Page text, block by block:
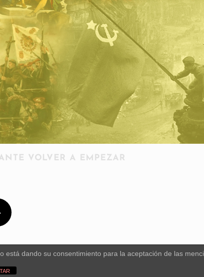
VOLVER A EMPEZAR
dando su consentimiento para la aceptación de las